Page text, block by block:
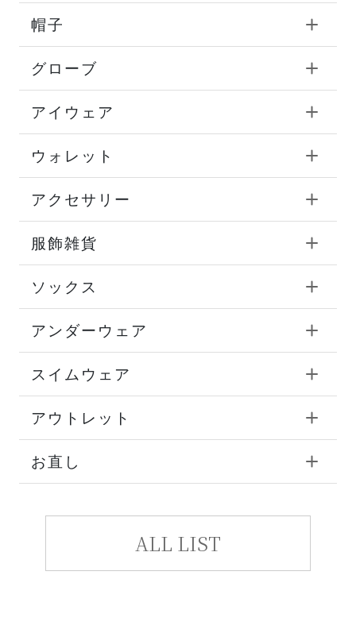
帽子
グローブ
アイウェア
ウォレット
アクセサリー
服飾雑貨
ソックス
アンダーウェア
スイムウェア
アウトレット
お直し
ALL LIST